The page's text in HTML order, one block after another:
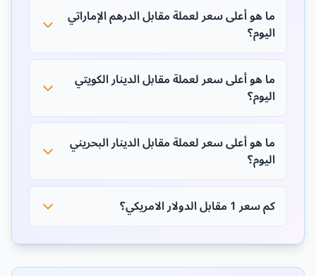
ما هو أعلى سعر لعملة مقابل الدرهم الإماراتي
اليوم؟
ما هو أعلى سعر لعملة مقابل الدينار الكويتي
اليوم؟
ما هو أعلى سعر لعملة مقابل الدينار البحريني
اليوم؟
كم سعر 1 مقابل الدولار الامريكي؟